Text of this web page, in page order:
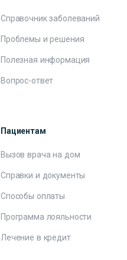
Справочник заболеваний
Проблемы и решения
Полезная информация
Вопрос-ответ
Пациентам
Вызов врача на дом
Справки и документы
Способы оплаты
Программа лояльности
Лечение в кредит